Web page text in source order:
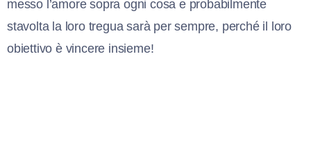
messo l’amore sopra ogni cosa e probabilmente
stavolta la loro tregua sarà per sempre, perché il loro
obiettivo è vincere insieme!